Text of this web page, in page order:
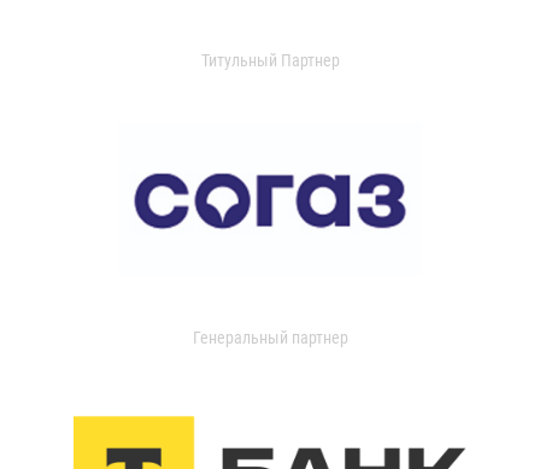
Титульный Партнер
Генеральный партнер